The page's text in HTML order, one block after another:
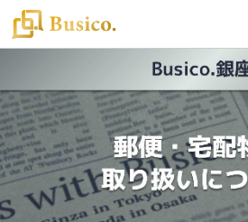
Busico.について
オフィス
Busico.銀座
Busico.梅田